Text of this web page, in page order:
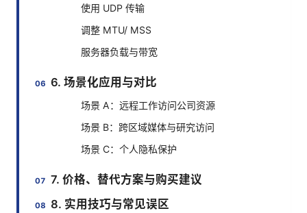
使用 UDP 传输
调整 MTU/ MSS
服务器负载与带宽
6. 场景化应用与对比
场景 A：远程工作访问公司资源
场景 B：跨区域媒体与研究访问
场景 C：个人隐私保护
7. 价格、替代方案与购买建议
8. 实用技巧与常见误区